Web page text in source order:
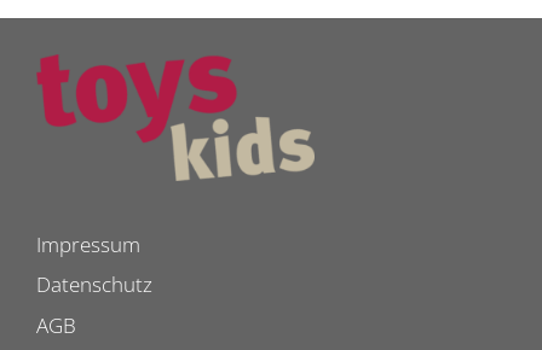
Impressum
Datenschutz
AGB